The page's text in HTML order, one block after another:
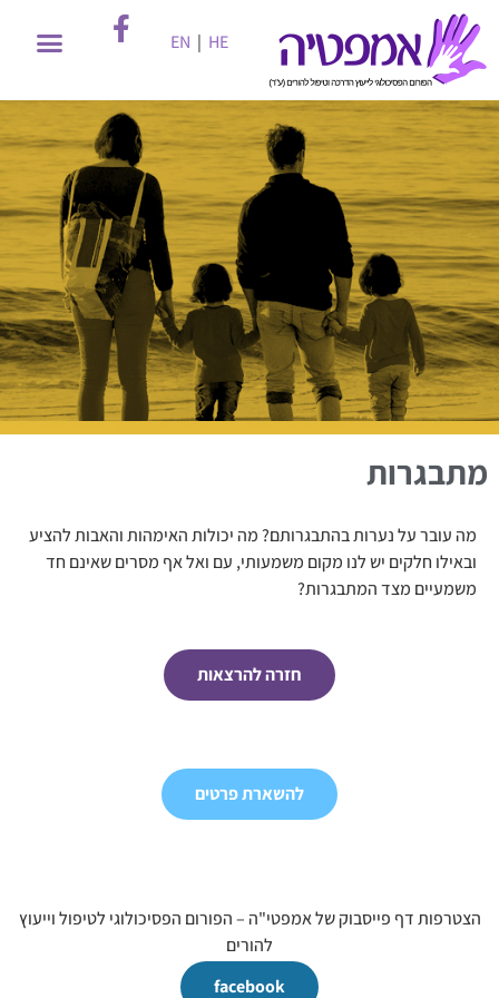
EN | HE
מתבגרות
מה עובר על נערות בהתבגרותם? מה יכולות האימהות והאבות להציע
ובאילו חלקים יש לנו מקום משמעותי, עם ואל אף מסרים שאינם חד
משמעיים מצד המתבגרות?
חזרה להרצאות
להשארת פרטים
הצטרפות דף פייסבוק של אמפטי"ה – הפורום הפסיכולוגי לטיפול וייעוץ
להורים
facebook